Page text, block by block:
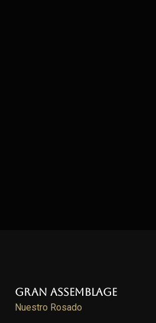
Gran Assemblage
Nuestro Rosado